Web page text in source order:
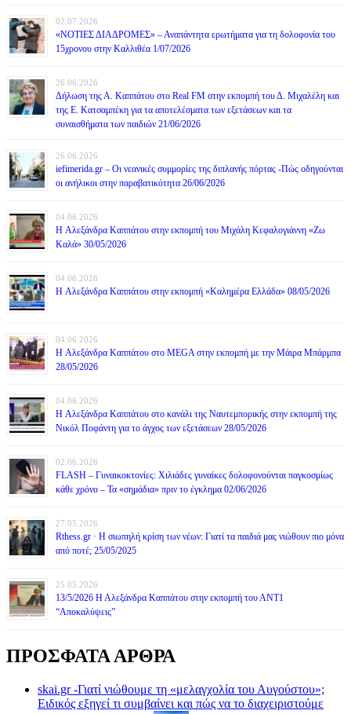
02.07.2026
«ΝΟΤΙΕΣ ΔΙΑΔΡΟΜΕΣ» – Αναπάντητα ερωτήματα για τη δολοφονία του
15χρονου στην Καλλιθέα 1/07/2026
26.06.2026
Δήλωση της Α. Καππάτου στο Real FM στην εκπομπή του Δ. Μιχαλέλη και
της Ε. Κατσαμπέκη για τα αποτελέσματα των εξετάσεων και τα
συναισθήματα των παιδιών 21/06/2026
26.06.2026
iefimerida.gr – Οι νεανικές συμμορίες της διπλανής πόρτας -Πώς οδηγούνται
οι ανήλικοι στην παραβατικότητα 26/06/2026
04.06.2026
H Αλεξάνδρα Καππάτου στην εκπομπή του Μιχάλη Κεφαλογιάννη «Ζω
Καλά» 30/05/2026
04.06.2026
H Αλεξάνδρα Καππάτου στην εκπομπή «Καλημέρα Ελλάδα» 08/05/2026
04.06.2026
H Αλεξάνδρα Καππάτου στο MEGA στην εκπομπή με την Μάιρα Mπάρμπα
28/05/2026
04.06.2026
H Αλεξάνδρα Καππάτου στο κανάλι της Ναυτεμπορικής στην εκπομπή της
Νικόλ Ποφάντη για το άγχος των εξετάσεων 28/05/2026
02.06.2026
FLASH – Γυναικοκτονίες: Χιλιάδες γυναίκες δολοφονούνται παγκοσμίως
κάθε χρόνο – Τα «σημάδια» πριν το έγκλημα 02/06/2026
27.05.2026
Rthess.gr · Η σιωπηλή κρίση των νέων: Γιατί τα παιδιά μας νιώθουν πιο μόνα
από ποτέ; 25/05/2025
25.05.2026
13/5/2026 Η Αλεξάνδρα Καππάτου στην εκπομπή του ΑΝΤ1
“Αποκαλύψεις”
ΠΡΟΣΦΑΤΑ ΑΡΘΡΑ
skai.gr -Γιατί νιώθουμε τη «μελαγχολία του Αυγούστου»;
Ειδικός εξηγεί τι συμβαίνει και πώς να το διαχειριστούμε